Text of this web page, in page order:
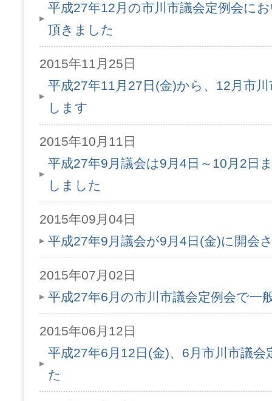
平成27年12月の市川市議会定例会に
頂きました
2015年11月25日
平成27年11月27日(金)から、12月市
します
2015年10月11日
平成27年9月議会は9月4日～10月2日
しました
2015年09月04日
平成27年9月議会が9月4日(金)に開会
2015年07月02日
平成27年6月の市川市議会定例会で一
2015年06月12日
平成27年6月12日(金)、6月市川市議
た